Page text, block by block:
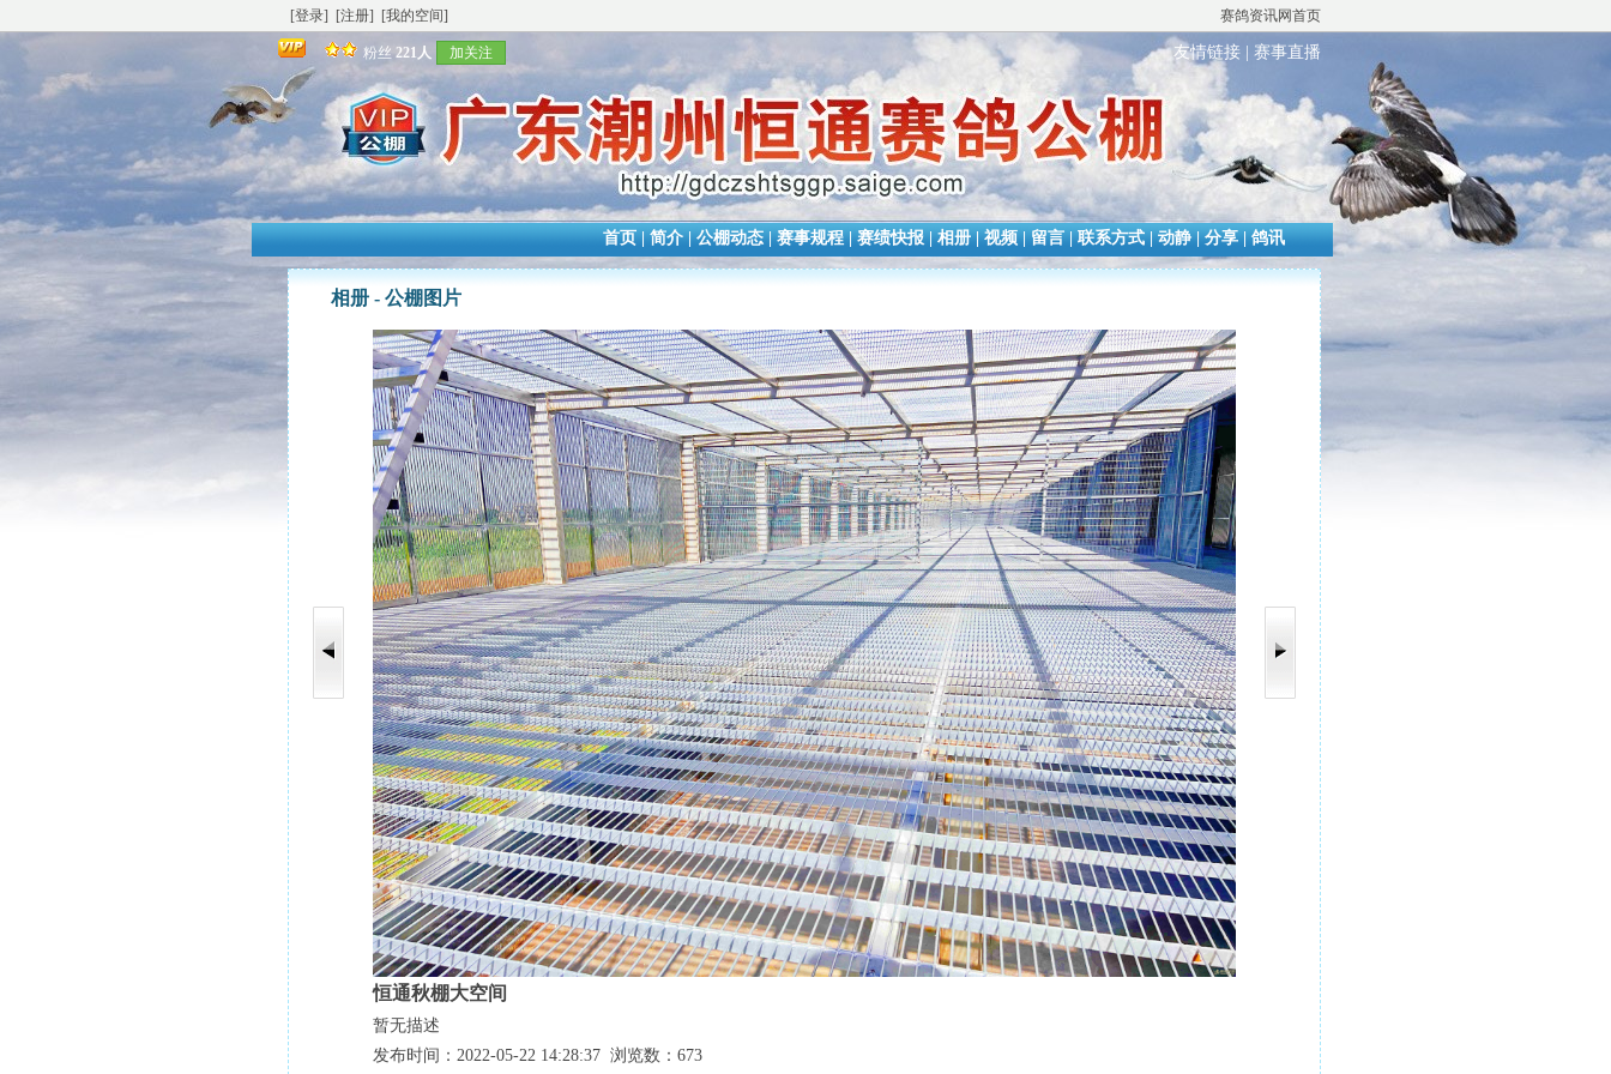
[登录] [注册] [我的空间] 赛鸽资讯网首页
粉丝 221人 加关注 友情链接 赛事直播
首页|简介|公棚动态|赛事规程|赛绩快报|相册|视频|留言|联系方式|动静|分享|鸽讯
相册 - 公棚图片
恒通秋棚大空间
暂无描述
发布时间：2022-05-22 14:28:37 浏览数：673